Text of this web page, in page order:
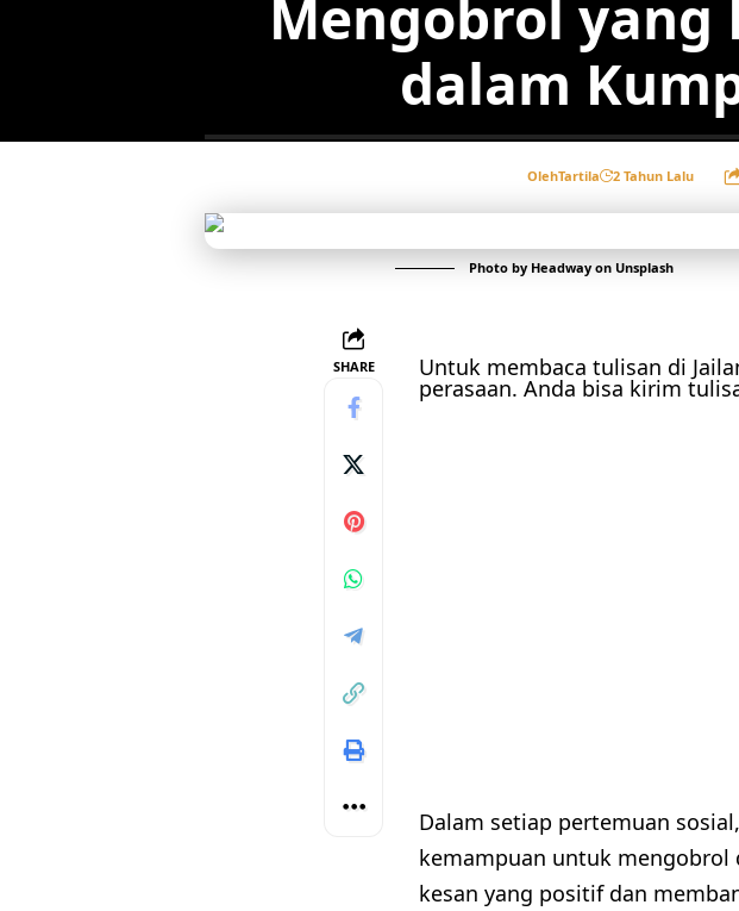
Mengobrol yang
dalam
OlehTartila 2 Tahun Lalu
Photo by Headwayon Unsplash
SHARE Untuk membaca tulisan di
perasaan. Anda bisa kirim
Dalam setiap pertemuan
kemampuan untuk
kesan yang positif dan